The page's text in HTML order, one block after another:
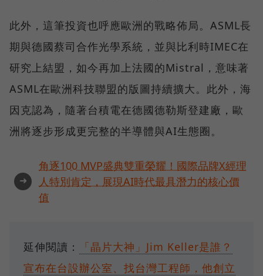
此外，這筆投資也呼應歐洲的戰略佈局。ASML長
期與德國蔡司合作光學系統，並與比利時IMEC在
研究上結盟，如今再加上法國的Mistral，意味著
ASML在歐洲科技聯盟的版圖持續擴大。此外，海
因克認為，隨著台積電在德國德勒斯登建廠，歐
洲將逐步形成更完整的半導體與AI生態圈。
➜
角逐100 MVP盛典雙重榮耀！國際品牌X經理
人特別肯定，展現AI時代最具潛力的核心價
值
延伸閱讀：
「晶片大神」Jim Keller是誰？
宣布在台設辦公室、找台灣工程師，他創立